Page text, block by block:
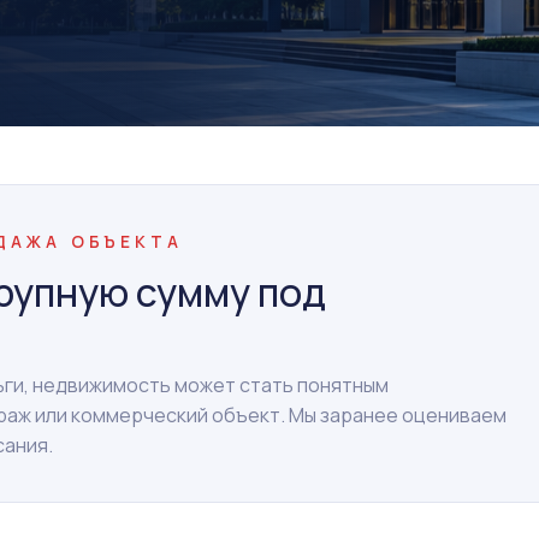
ОБЪЕКТА
сумму под
недвижимость может стать понятным
или коммерческий объект. Мы заранее оцениваем